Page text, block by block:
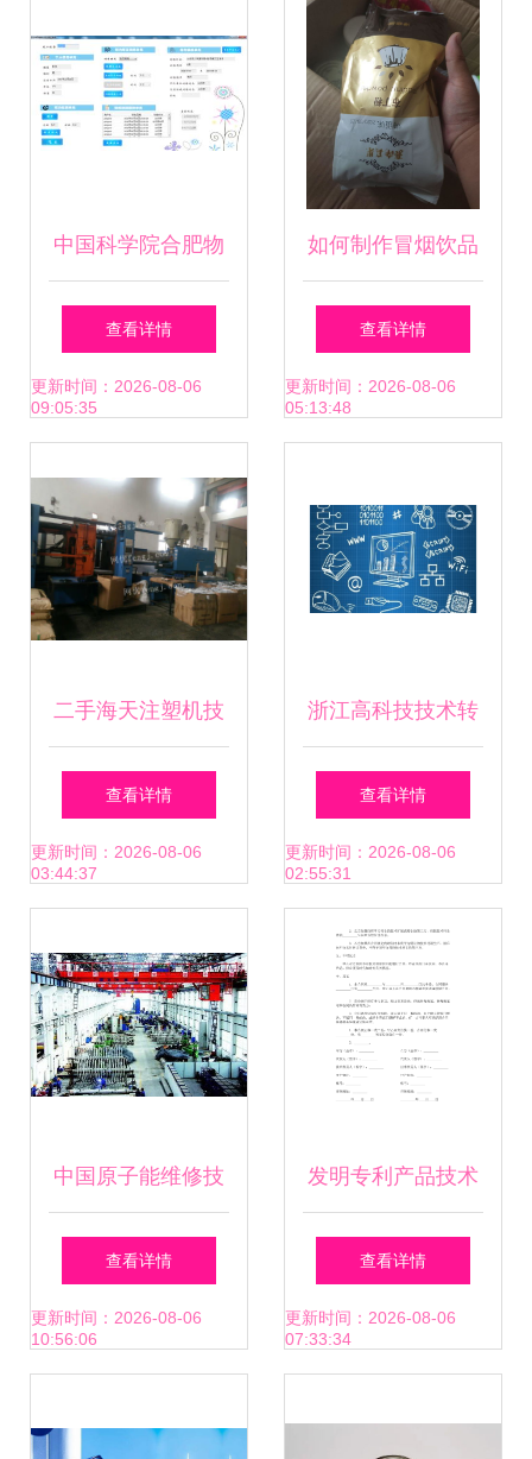
中国科学院合肥物
质科学研究院
查看详情
更新时间：2026-08-06
09:05:35
如何制作冒烟饮品
及技术转让指南
查看详情
更新时间：2026-08-06
05:13:48
二手海天注塑机技
术转让 注塑机加工
厂资金回笼的机遇
查看详情
更新时间：2026-08-06
03:44:37
浙江高科技技术转
让 按需定制，引领
产业升级新篇章
查看详情
更新时间：2026-08-06
02:55:31
中国原子能维修技
术成就 世界第一，
美日望尘莫及
查看详情
更新时间：2026-08-06
10:56:06
发明专利产品技术
转让合同书（最新
修订版）
查看详情
更新时间：2026-08-06
07:33:34